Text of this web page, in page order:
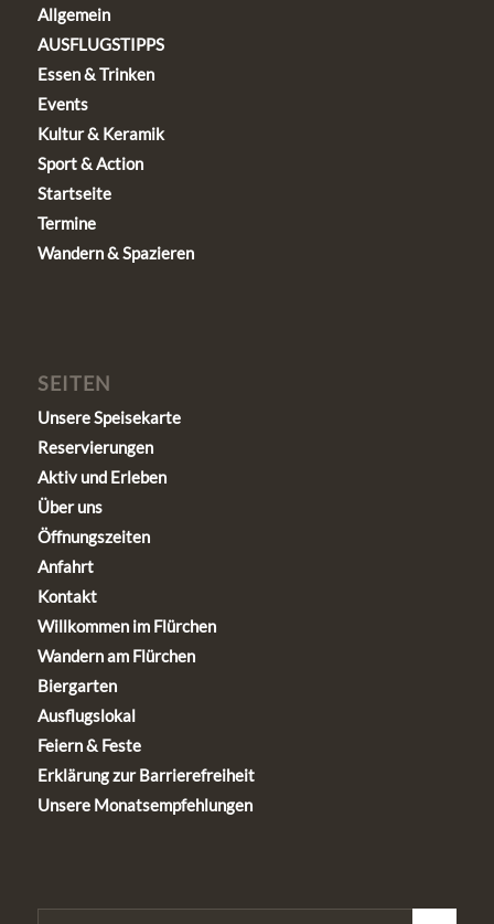
Allgemein
AUSFLUGSTIPPS
Essen & Trinken
Events
Kultur & Keramik
Sport & Action
Startseite
Termine
Wandern & Spazieren
SEITEN
Unsere Speisekarte
Reservierungen
Aktiv und Erleben
Über uns
Öffnungszeiten
Anfahrt
Kontakt
Willkommen im Flürchen
Wandern am Flürchen
Biergarten
Ausflugslokal
Feiern & Feste
Erklärung zur Barrierefreiheit
Unsere Monatsempfehlungen